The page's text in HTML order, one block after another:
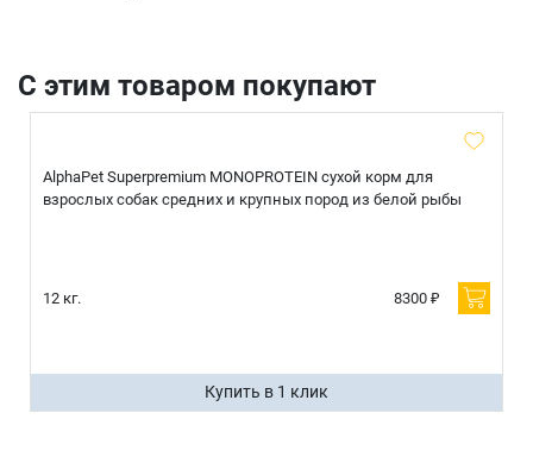
С этим товаром покупают
AlphaPet Superpremium MONOPROTEIN сухой корм для
взрослых собак средних и крупных пород из белой рыбы
12 кг. 8300 ₽
Купить в 1 клик